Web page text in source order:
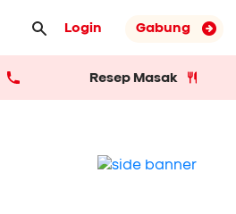
Login Gabung
Resep Masak